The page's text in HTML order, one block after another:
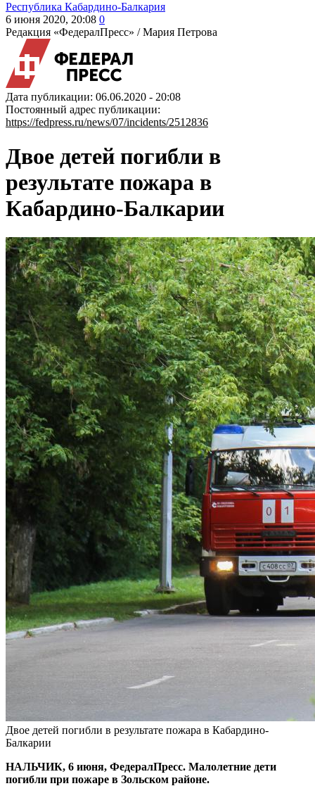
Республика Кабардино-Балкария
6 июня 2020, 20:08 0
Редакция «ФедералПресс» /Мария Петрова
Дата публикации: 06.06.2020 - 20:08
Постоянный адрес публикации:
https://fedpress.ru/news/07/incidents/2512836
Двое детей погибли в
результате пожара в
Кабардино-Балкарии
Двое детей погибли в результате пожара в Кабардино-
Балкарии
НАЛЬЧИК, 6 июня, ФедералПресс. Малолетние дети
погибли при пожаре в Зольском районе.